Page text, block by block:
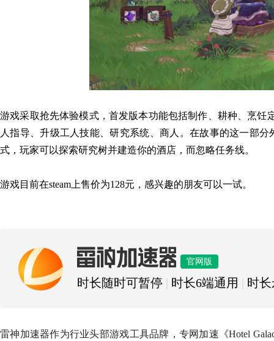
游戏采取抢先体验模式，首发版本功能包括制作、耕种、烹
人指导、升级工人技能、研究系统、商人。在故事的这一部
式，玩家可以探索研究树并建造你的酒店，而忽略任务线。
游戏目前在steam上售价为128元，感兴趣的朋友可以一试。
雷神加速器 官网版
时长随时可暂停 时长6端通用 时
雷神加速器作为行业头部游戏工具品牌，专网加速《Hotel